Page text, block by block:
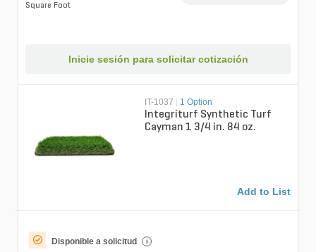
Square Foot
Inicie sesión para solicitar cotización
IT-1037 1 Option
Integriturf Synthetic Turf
Cayman 1 3/4 in. 84 oz.
Add to List
Disponible a solicitud i